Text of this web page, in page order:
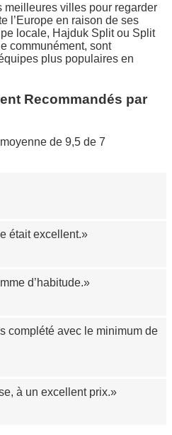
meilleures villes pour regarder
l’Europe en raison de ses
locale, Hajduk Split ou Split
communément, sont
plus populaires en
Recommandés par
de 9,5 de 7
était excellent.
d’habitude.
complété avec le minimum de
à un excellent prix.